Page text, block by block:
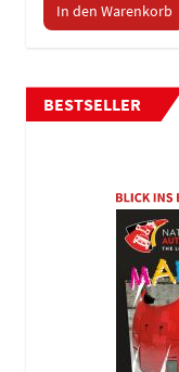
In den Warenkorb
BESTSELLER